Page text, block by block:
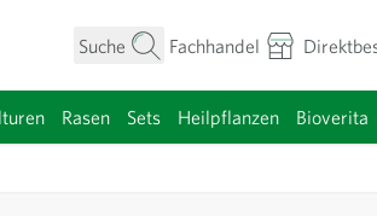
Suche
Fachhandel
Rasen Sets Heilpflanzen Bioverita